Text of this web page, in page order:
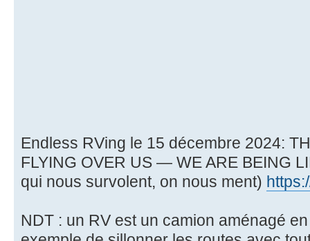
Endless RVing le 15 décembre 2024:
FLYING OVER US — WE ARE BEING
qui nous survolent, on nous ment)
NDT : un RV est un camion aménagé